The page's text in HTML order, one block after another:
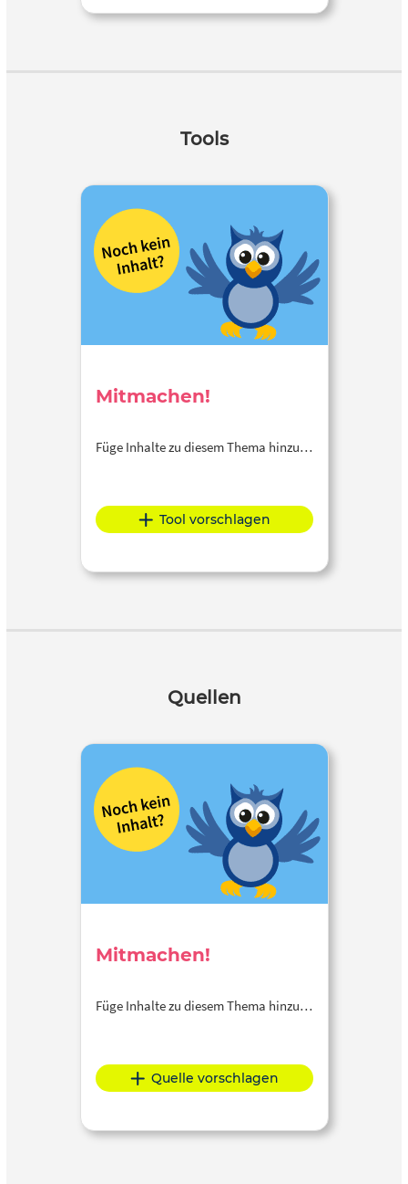
Tools
Mitmachen!
Füge Inhalte zu diesem Thema hinzu…
Tool vorschlagen
Quellen
Mitmachen!
Füge Inhalte zu diesem Thema hinzu…
Quelle vorschlagen